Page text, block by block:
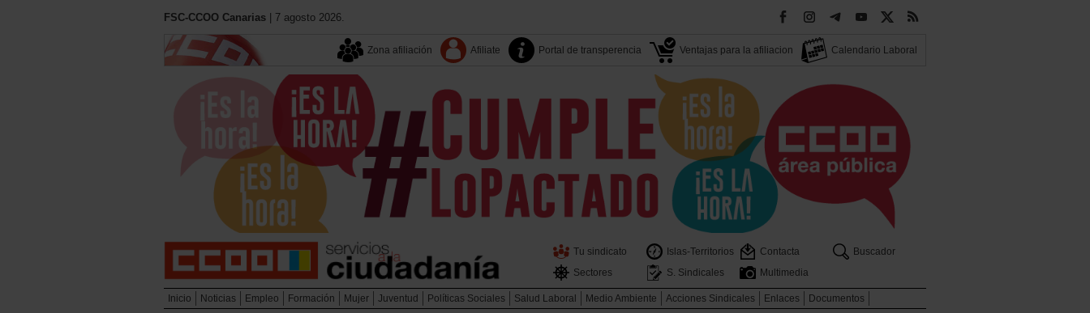
FSC-CCOO Canarias | 7 agosto 2026.
Zona afiliación Afiliate Portal de transperencia Ventajas para la afiliacion Calendario Laboral
Tu sindicato Islas-Territorios Contacta
Buscador
Sectores
S. Sindicales Multimedia
Inicio Noticias Empleo Formación Mujer Juventud Políticas Sociales Salud Laboral Medio Ambiente Acciones Sindicales Enlaces
Documentos